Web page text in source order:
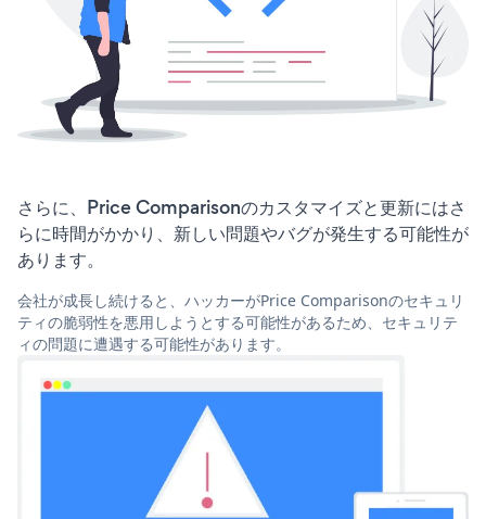
さらに、Price Comparisonのカスタマイズと更新にはさ
らに時間がかかり、新しい問題やバグが発生する可能性が
あります。
会社が成長し続けると、ハッカーがPrice Comparisonのセキュリ
ティの脆弱性を悪用しようとする可能性があるため、セキュリテ
ィの問題に遭遇する可能性があります。